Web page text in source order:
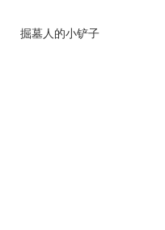
掘墓人的小铲子